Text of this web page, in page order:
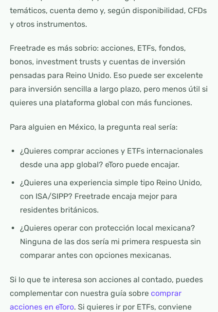
temáticos, cuenta demo y, según disponibilidad, CFDs
y otros instrumentos.
Freetrade es más sobrio: acciones, ETFs, fondos,
bonos, investment trusts y cuentas de inversión
pensadas para Reino Unido. Eso puede ser excelente
para inversión sencilla a largo plazo, pero menos útil si
quieres una plataforma global con más funciones.
Para alguien en México, la pregunta real sería:
¿Quieres comprar acciones y ETFs internacionales
desde una app global? eToro puede encajar.
¿Quieres una experiencia simple tipo Reino Unido,
con ISA/SIPP? Freetrade encaja mejor para
residentes británicos.
¿Quieres operar con protección local mexicana?
Ninguna de las dos sería mi primera respuesta sin
comparar antes con opciones mexicanas.
Si lo que te interesa son acciones al contado, puedes
complementar con nuestra guía sobre comprar
acciones en eToro. Si quieres ir por ETFs, conviene